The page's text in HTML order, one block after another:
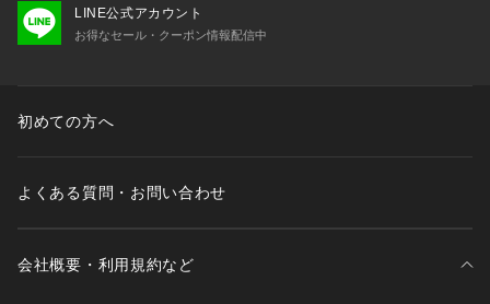
LINE公式アカウント
お得なセール・クーポン情報配信中
初めての方へ
よくある質問・お問い合わせ
会社概要・利用規約など